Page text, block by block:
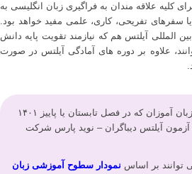
کلیه علاقه مندان به فراگیری زبان انگلیسی به
سفرهای تفریحی، کاری، علمی مفید خواهد بود.
المللی آیلتس هم که نیازمند تقویت پایه دانش
علاوه بر دوره های آمادگی آیلتس در صورت
( زبان آموزان که در فصل تابستان یا پاییز ۱۴۰۱
آزمون آیلتس دیباگران – نوید پارس شرکت
توانند بر اساس نمودار سطوح آموزشی زبان